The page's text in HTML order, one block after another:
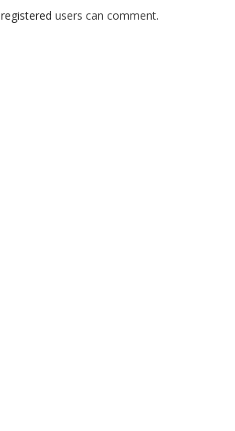
registered users can comment.